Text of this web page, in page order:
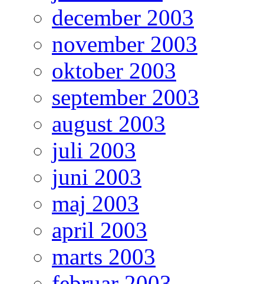
december 2003
november 2003
oktober 2003
september 2003
august 2003
juli 2003
juni 2003
maj 2003
april 2003
marts 2003